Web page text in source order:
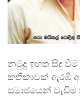
නමුදු ඉහත සිදු
කතිකාවක් ඇරඹී
සමාජයෙන්